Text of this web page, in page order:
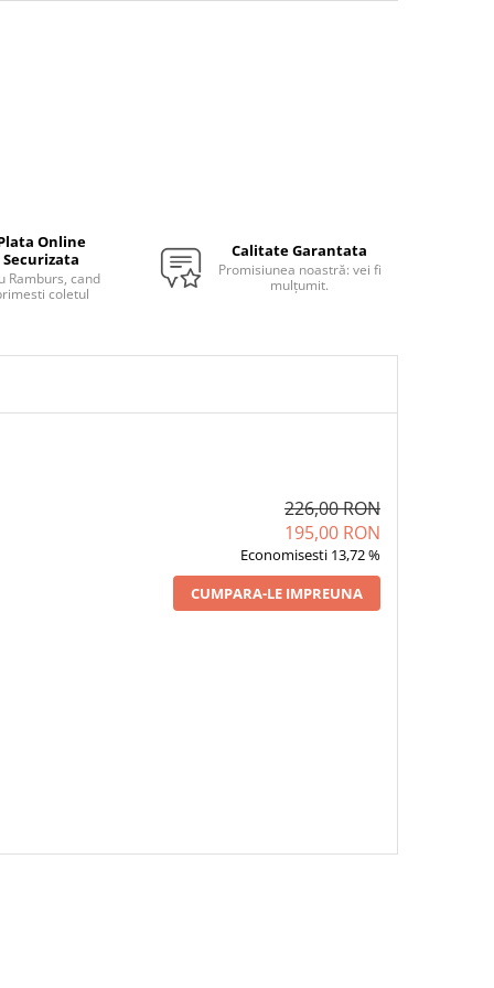
Online
Securizata
Ramburs, cand
coletul
Calitate Garantata
Promisiunea noastră: vei fi
mulțumit.
226,00 RON
195,00 RON
Economisesti 13,72 %
CUMPARA-LE IMPREUNA